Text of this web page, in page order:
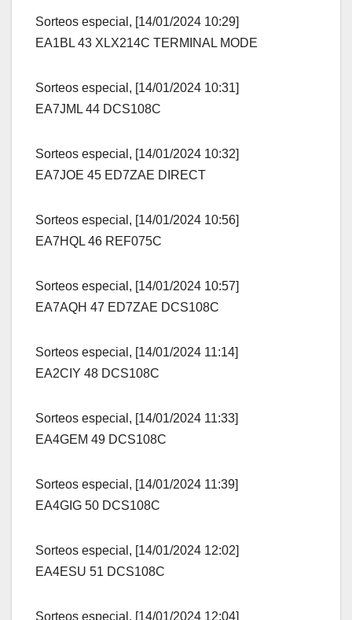
Sorteos especial, [14/01/2024 10:29]
EA1BL 43 XLX214C TERMINAL MODE
Sorteos especial, [14/01/2024 10:31]
EA7JML 44 DCS108C
Sorteos especial, [14/01/2024 10:32]
EA7JOE 45 ED7ZAE DIRECT
Sorteos especial, [14/01/2024 10:56]
EA7HQL 46 REF075C
Sorteos especial, [14/01/2024 10:57]
EA7AQH 47 ED7ZAE DCS108C
Sorteos especial, [14/01/2024 11:14]
EA2CIY 48 DCS108C
Sorteos especial, [14/01/2024 11:33]
EA4GEM 49 DCS108C
Sorteos especial, [14/01/2024 11:39]
EA4GIG 50 DCS108C
Sorteos especial, [14/01/2024 12:02]
EA4ESU 51 DCS108C
Sorteos especial, [14/01/2024 12:04]